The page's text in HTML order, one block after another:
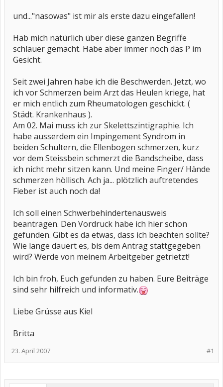
und..."nasowas" ist mir als erste dazu eingefallen!
Hab mich natürlich über diese ganzen Begriffe
schlauer gemacht. Habe aber immer noch das P im
Gesicht.
Seit zwei Jahren habe ich die Beschwerden. Jetzt, wo
ich vor Schmerzen beim Arzt das Heulen kriege, hat
er mich entlich zum Rheumatologen geschickt. (
Städt. Krankenhaus ).
Am 02. Mai muss ich zur Skelettszintigraphie. Ich
habe ausserdem ein Impingement Syndrom in
beiden Schultern, die Ellenbogen schmerzen, kurz
vor dem Steissbein schmerzt die Bandscheibe, dass
ich nicht mehr sitzen kann. Und meine Finger/ Hände
schmerzen höllisch. Ach ja... plötzlich auftretendes
Fieber ist auch noch da!
Ich soll einen Schwerbehindertenausweis
beantragen. Den Vordruck habe ich hier schon
gefunden. Gibt es da etwas, dass ich beachten sollte?
Wie lange dauert es, bis dem Antrag stattgegeben
wird? Werde von meinem Arbeitgeber getrietzt!
Ich bin froh, Euch gefunden zu haben. Eure Beiträge
sind sehr hilfreich und informativ.
Liebe Grüsse aus Kiel
Britta
#1
23. April 2007